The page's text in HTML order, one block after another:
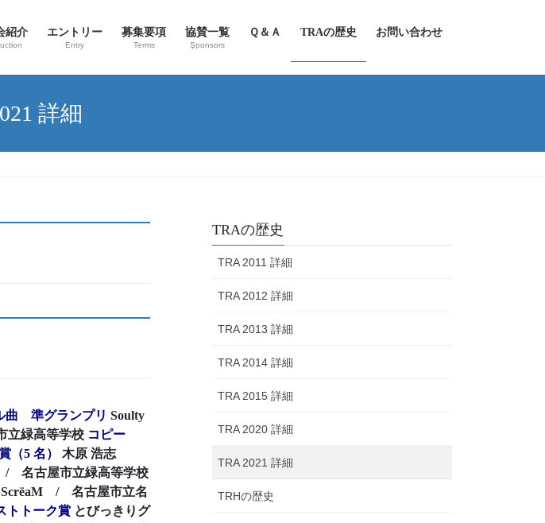
紹介 エントリー
Entry
募集要項
Terms
協賛一覧
Şponsors
Ｑ＆Ａ TRAの歴史 お問い合わせ
詳細
曲 準グランプリ Soulty
緑高等学校 コピー
（5 名） 木原 浩志
/ 名古屋市立緑高等学校
ScrëaM / 名古屋市立名
トトーク賞 とびっきりグ
TRAの歴史
TRA 2011 詳細
TRA 2012 詳細
TRA 2013 詳細
TRA 2014 詳細
TRA 2015 詳細
TRA 2020 詳細
TRA 2021 詳細
TRHの歴史